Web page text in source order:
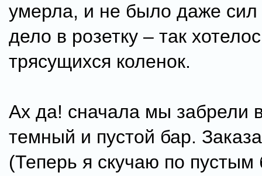
умерла, и не было даже сил
дело в розетку – так
трясущихся коленок.
Ах да! сначала мы забрели
темный и пустой бар.
(Теперь я скучаю по